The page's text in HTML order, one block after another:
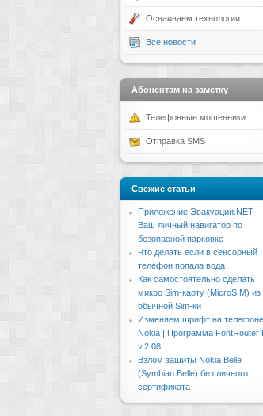
Осваиваем технологии
Все новости
Абонентам на заметку
Телефонные мошенники
Отправка SMS
Свежие статьи
Приложение Эвакуации.NET –
Ваш личный навигатор по
безопасной парковке
Что делать если в сенсорный
телефон попала вода
Как самостоятельно сделать
микро Sim-карту (MicroSIM) из
обычной Sim-ки
Изменяем шрифт на телефоне
Nokia | Программа FontRouter
v.2.08
Взлом защиты Nokia Belle
(Symbian Belle) без личного
сертификата